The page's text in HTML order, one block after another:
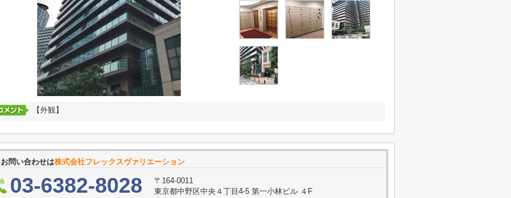
【外観】
お問い合わせは株式会社フレックスヴァリエーション
03-6382-8028
〒164-0011
東京都中野区中央４丁目4-5 第一小林ビル ４F